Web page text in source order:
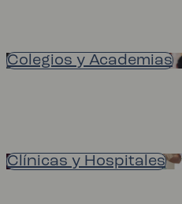
Colegios y Academias
Clínicas y Hospitales